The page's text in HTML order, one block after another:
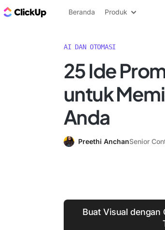
Blog ClickUp
Beranda Produk
AI DAN OTOMASI
25 Ide
untuk
Anda
Preethi AnchanSenior
Buat Visual dengan